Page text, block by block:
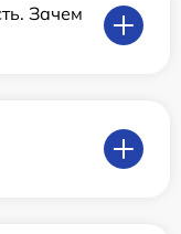
Зачем